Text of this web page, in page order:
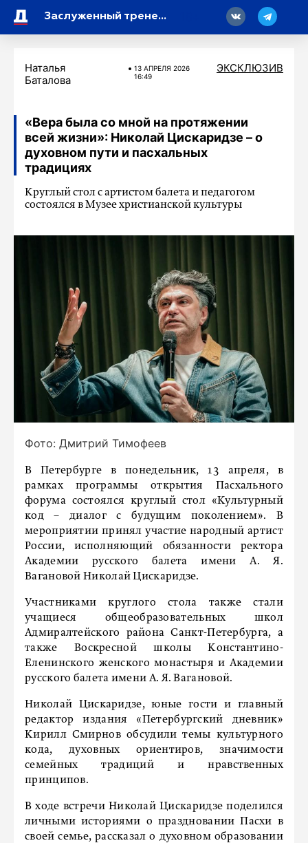
Заслуженный тренер России Алексей Стрепетов: «Зенитовцы загнали себя в угол»
Наталья
Баталова
13 АПРЕЛЯ 2026
16:49
ЭКСКЛЮЗИВ
«Вера была со мной на протяжении
всей жизни»: Николай Цискаридзе – о
духовном пути и пасхальных
традициях
Круглый стол с артистом балета и педагогом
состоялся в Музее христианской культуры
Фото: Дмитрий Тимофеев
В Петербурге в понедельник, 13 апреля, в
рамках программы открытия Пасхального
форума состоялся круглый стол «Культурный
код – диалог с будущим поколением». В
мероприятии принял участие народный артист
России, исполняющий обязанности ректора
Академии русского балета имени А. Я.
Вагановой Николай Цискаридзе.
Участниками круглого стола также стали
учащиеся общеобразовательных школ
Адмиралтейского района Санкт-Петербурга, а
также Воскресной школы Константино-
Еленинского женского монастыря и Академии
русского балета имени А. Я. Вагановой.
Николай Цискаридзе, юные гости и главный
редактор издания «Петербургский дневник»
Кирилл Смирнов обсудили темы культурного
кода, духовных ориентиров, значимости
семейных традиций и нравственных
принципов.
В ходе встречи Николай Цискаридзе поделился
личными историями о праздновании Пасхи в
своей семье, рассказал о духовном образовании